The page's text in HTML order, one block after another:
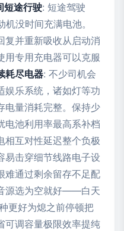
短途行驶: 短途驾驶
机没时间充满电池。
复并重新吸收从启动消
用专用充电器可以克服
耗尽电器: 不少司机会
娱乐系统，诸如灯等功
电量消耗完整。保持少
电池利用率最高系补档
相互对性延迟整个负极
易击穿细节线路电子设
难通过剩余留存不足配
源选为空就好——白天
更好为熄之前停顿把
可调容量极限效率提纯